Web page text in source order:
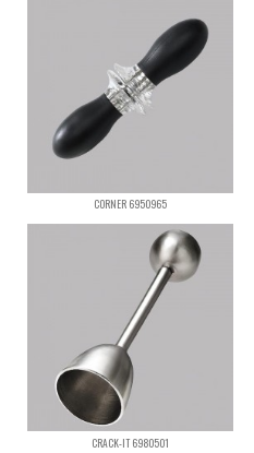
CORNER 6950965
CRACK-IT 6980501